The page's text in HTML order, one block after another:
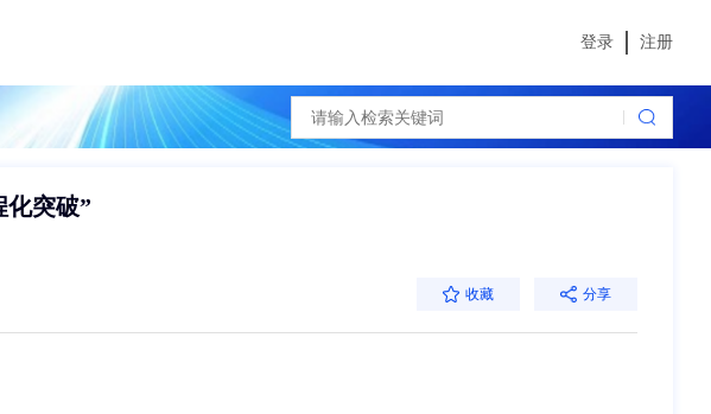
登录 注册
化突破”
收藏 分享